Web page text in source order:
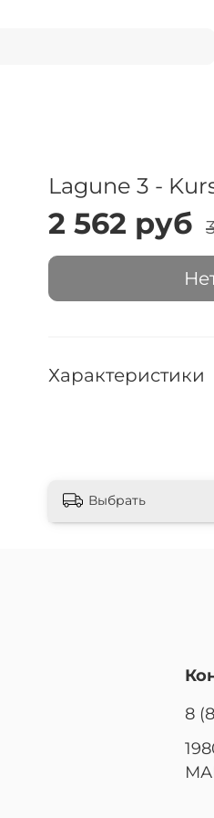
Lagune 3 -
2 562 руб
Характеристики
Выбрать
8